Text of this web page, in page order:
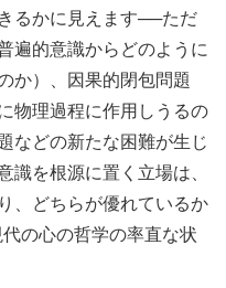
るかに見えます──ただ
遍的意識からどのように
か）、因果的閉包問題
物理過程に作用しうるの
などの新たな困難が生じ
識を根源に置く立場は、
、どちらが優れているか
の心の哲学の率直な状